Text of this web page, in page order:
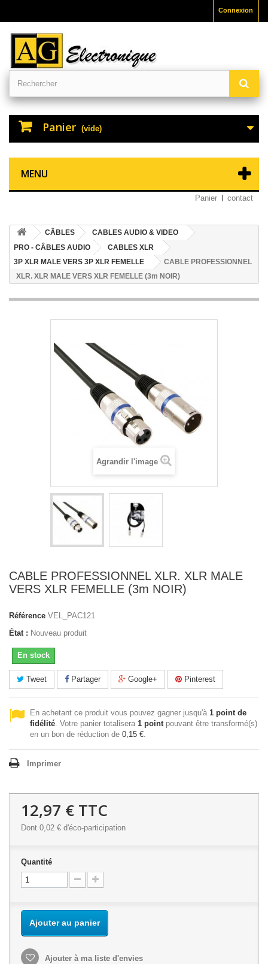
Connexion
Panier (vide)
MENU
Panier contact
CÂBLES
CABLES AUDIO & VIDEO
PRO - CÂBLES AUDIO
CABLES XLR
3P XLR MALE VERS 3P XLR FEMELLE
CABLE PROFESSIONNEL
XLR. XLR MALE VERS XLR FEMELLE (3m NOIR)
Agrandir l'image
CABLE PROFESSIONNEL XLR. XLR MALE
VERS XLR FEMELLE (3m NOIR)
Référence VEL_PAC121
État : Nouveau produit
En stock
Tweet Partager Google+ Pinterest
En achetant ce produit vous pouvez gagner jusqu'à 1 point de
fidélité. Votre panier totalisera 1 pointpouvant être transformé(s)
en un bon de réduction de 0,15 €.
Imprimer
12,97 € TTC
Dont 0,02 € d'éco-participation
Quantité
Ajouter au panier
Ajouter à ma liste d'envies